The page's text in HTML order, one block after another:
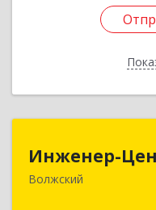
Инженер-
Волжский404120,